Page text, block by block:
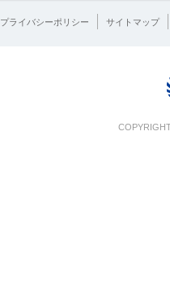
プライバシーポリシー サイトマップ